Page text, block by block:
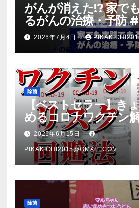
がんが消えた!? 家で
るがんの治療・予防
2026年7月4日
除菌
【ベストセラー】き
めるコロナワクチン
法【本要約】
2026年6月15日
PIKAKICHI2015@GMAIL.COM
除菌